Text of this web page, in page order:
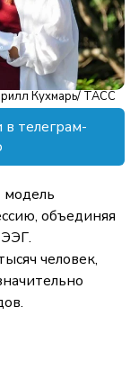
Кухмарь/ ТАСС
телеграм-
объединяя
человек,